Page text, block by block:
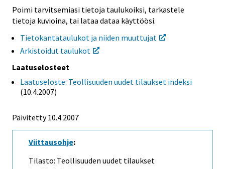
Poimi tarvitsemiasi tietoja taulukoiksi, tarkastele
tietoja kuvioina, tai lataa dataa käyttöösi.
Tietokantataulukot ja niiden muuttujat
Arkistoidut taulukot
Laatuselosteet
Laatuseloste: Teollisuuden uudet tilaukset indeksi
(10.4.2007)
Päivitetty 10.4.2007
Viittausohje:
Tilasto: Teollisuuden uudet tilaukset